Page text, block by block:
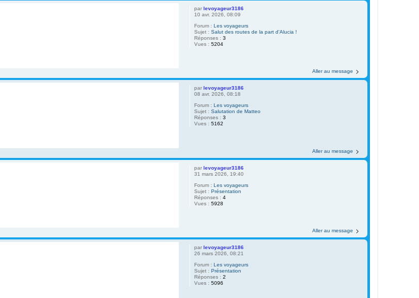
parlevoyageur3186
10 avr. 2026, 08:09
Forum :Les voyageurs
Sujet :Salut des routes de la part d'Alucia !
Réponses :3
Vues :5204
Aller au message
parlevoyageur3186
08 avr. 2026, 08:18
Forum :Les voyageurs
Sujet :Salutation de Matteo
Réponses :3
Vues :5162
Aller au message
parlevoyageur3186
31 mars 2026, 19:40
Forum :Les voyageurs
Sujet :Présentation
Réponses :4
Vues :5928
Aller au message
parlevoyageur3186
26 mars 2026, 08:21
Forum :Les voyageurs
Sujet :Présentation
Réponses :2
Vues :5096